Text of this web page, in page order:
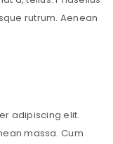
rutrum. Aenean
adipiscing elit.
massa. Cum